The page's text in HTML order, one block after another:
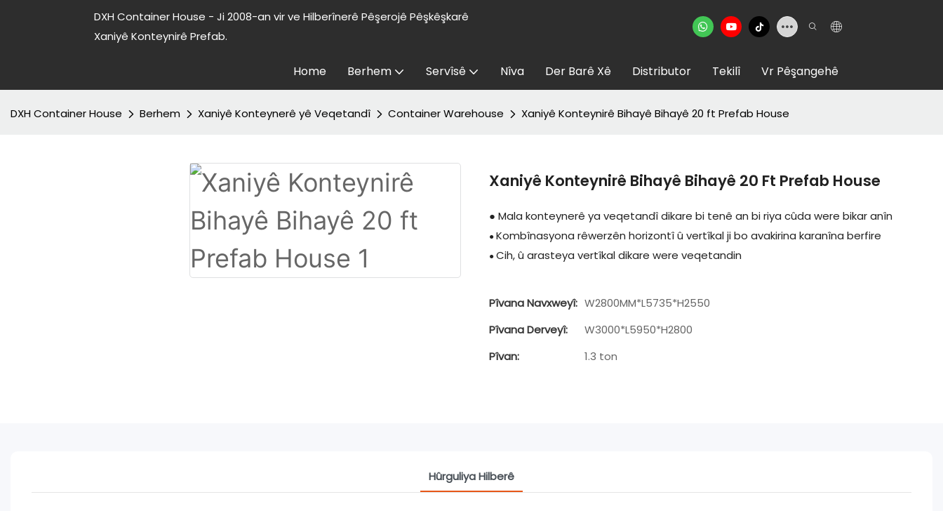
DXH Container House - Ji 2008-an vir ve Hilberînerê Pêşerojê Pêşkêşkarê
Xaniyê Konteynirê Prefab.
Home Berhem Servîsê Nîva Der Barê Xê Distributor Tekilî Vr Pêşangehê
DXH Container House Berhem Xaniyê Konteynerê yê Veqetandî Container Warehouse Xaniyê Konteynirê Bihayê Bihayê 20 ft Prefab House
Xaniyê Konteynirê Bihayê Bihayê 20 Ft Prefab House
● Mala konteynerê ya veqetandî dikare bi tenê an bi riya cûda were bikar anîn
●Kombînasyona rêwerzên horizontî û vertîkal ji bo avakirina karanîna berfire
●Cih, û arasteya vertîkal dikare were veqetandin
Pîvana Navxweyî: W2800MM*L5735*H2550
Pîvana Derveyî:
W3000*L5950*H2800
Pîvan:
1.3 ton
Hûrguliya Hilberê